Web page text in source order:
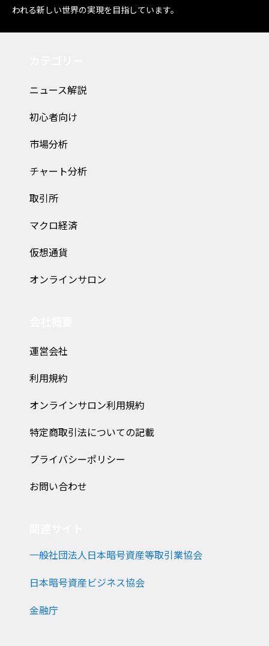
われる新しい世界の実現を目指しています。
ニュース解説
初心者向け
市場分析
チャート分析
取引所
マクロ経済
仮想通貨
オンラインサロン
運営会社
利用規約
オンラインサロン利用規約
特定商取引法についての記載
プライバシーポリシー
お問い合わせ
一般社団法人日本暗号資産等取引業協会
日本暗号資産ビジネス協会
金融庁